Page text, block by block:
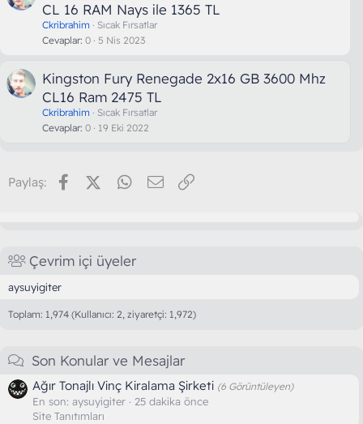
CL 16 RAM Nays ile 1365 TL
Ckribrahim
Sıcak Fırsatlar
Cevaplar 0 5 Nis 2023
Kingston Fury Renegade 2x16 GB 3600 Mhz
CL16 Ram 2475 TL
Ckribrahim
Sıcak Fırsatlar
Cevaplar 0 19 Eki 2022
Paylaş: FacebookX (Twitter)WhatsApp
E-posta
Çevrim içi üyeler
aysuyigiter
Toplam: 1,974 (Kullanıcı: 2, ziyaretçi: 1,972)
Son Konular ve Mesajlar
Ağır Tonajlı Vinç Kiralama Şirketi (6 Görüntüleyen)
En son: aysuyigiter
25 dakika önce
Site Tanıtımları